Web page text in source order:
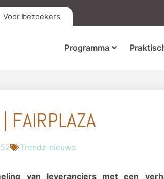
Voor bezoekers
Programma
FAIRPLAZA
Trendz nieuws
van leveranciers met een